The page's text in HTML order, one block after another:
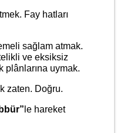
Fay hatları
sağlam atmak.
ve eksiksiz
plânlarına uymak.
Doğru.
le hareket